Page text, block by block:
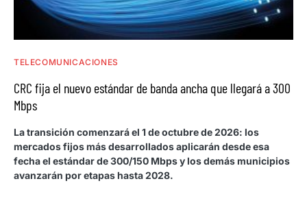
TELECOMUNICACIONES
CRC fija el nuevo estándar de banda ancha que llegará a 300
Mbps
La transición comenzará el 1 de octubre de 2026: los
mercados fijos más desarrollados aplicarán desde esa
fecha el estándar de 300/150 Mbps y los demás municipios
avanzarán por etapas hasta 2028.